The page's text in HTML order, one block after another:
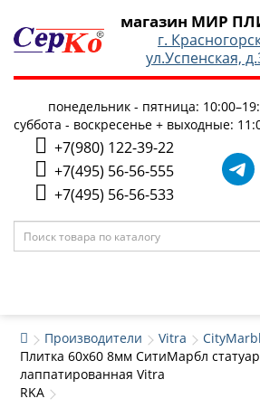
магазин МИР
г.
ул.Успенская,
понедельник - пятница:
суббота - воскресенье + выходные:
+7(980) 122-39-22
+7(495) 56-56-555
+7(495) 56-56-533
Производители Vitra
Плитка 60x60 8мм СитиМарбл
лаппатированная Vitra
RKA